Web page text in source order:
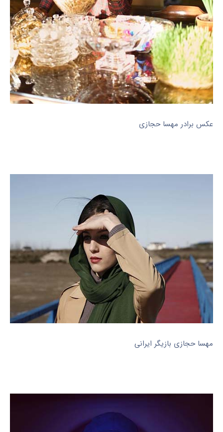
عکس برادر مهسا حجازی
مهسا حجازی بازیگر ایرانی